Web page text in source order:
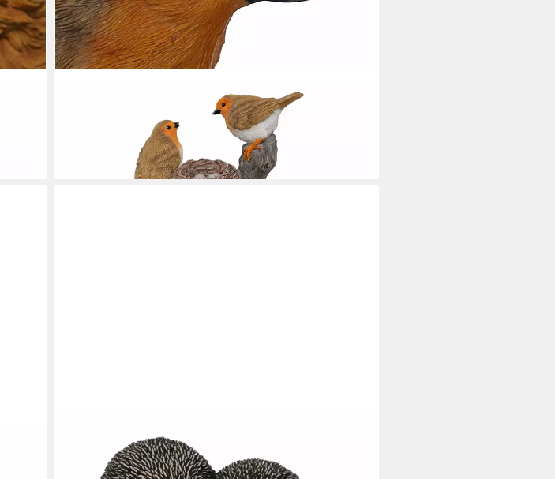
Tierfigur Rotkehlchen mit Nest auf Stamm sitzend
in 7-9 Werktagen bei dir